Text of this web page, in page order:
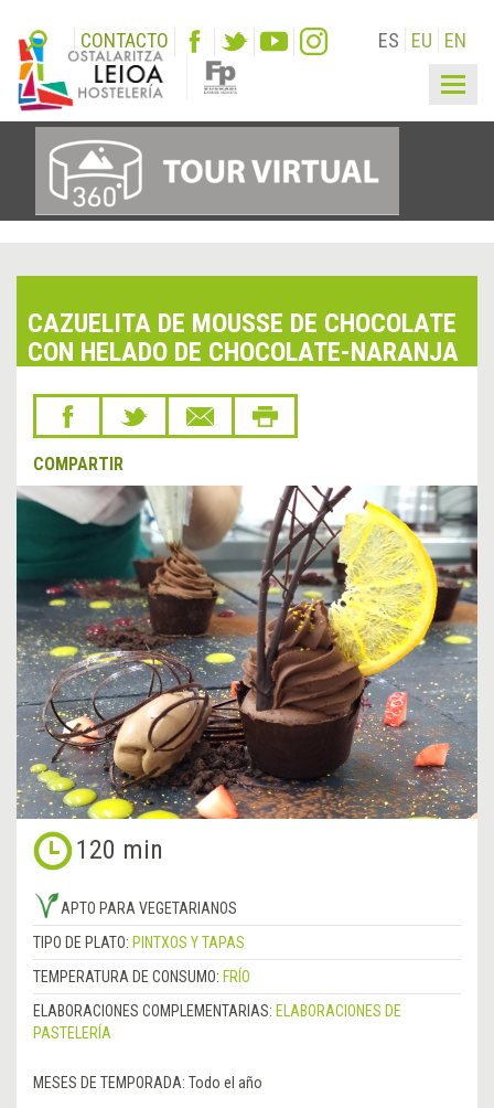
CONTACTO ES EU EN
CAZUELITA DE MOUSSE DE CHOCOLATE
CON HELADO DE CHOCOLATE-NARANJA
COMPARTIR
120 min
APTO PARA VEGETARIANOS
TIPO DE PLATO: PINTXOS Y TAPAS
TEMPERATURA DE CONSUMO: FRÍO
ELABORACIONES COMPLEMENTARIAS: ELABORACIONES DE
PASTELERÍA
MESES DE TEMPORADA: Todo el año